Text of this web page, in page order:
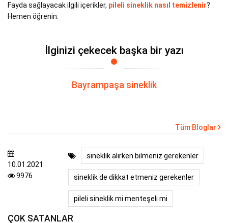
Fayda sağlayacak ilgili içerikler, pileli sineklik nasıl temizlenir?
Hemen öğrenin.
İlginizi çekecek başka bir yazı
Bayrampaşa sineklik
Tüm Bloglar
10.01.2021
9976
sineklik alırken bilmeniz gerekenler
sineklik de dikkat etmeniz gerekenler
pileli sineklik mi menteşeli mi
ÇOK SATANLAR